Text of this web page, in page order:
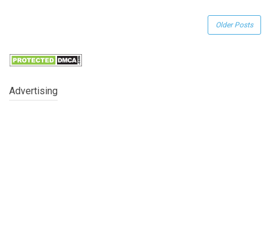
Older Posts
Advertising